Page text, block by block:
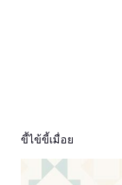
ขี้ไข้ขี้เมื่อย